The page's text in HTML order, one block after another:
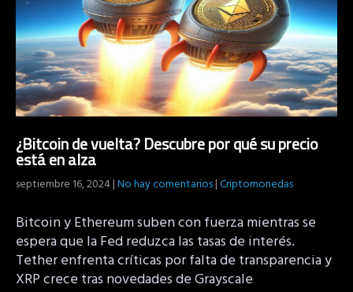
¿Bitcoin de vuelta? Descubre por qué su precio
está en alza
septiembre 16, 2024|No hay comentarios|Criptomonedas
Bitcoin y Ethereum suben con fuerza mientras se
espera que la Fed reduzca las tasas de interés.
Tether enfrenta críticas por falta de transparencia y
XRP crece tras novedades de Grayscale